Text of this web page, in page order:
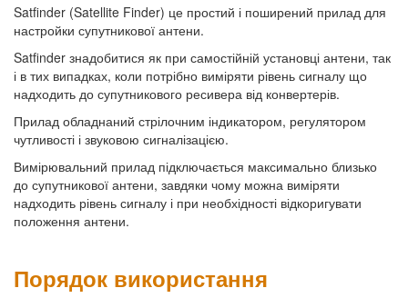
Satfinder (Satellite Finder) це простий і поширений прилад для
настройки супутникової антени.
Satfinder знадобитися як при самостійній установці антени, так
і в тих випадках, коли потрібно виміряти рівень сигналу що
надходить до супутникового ресивера від конвертерів.
Прилад обладнаний стрілочним індикатором, регулятором
чутливості і звуковою сигналізацією.
Вимірювальний прилад підключається максимально близько
до супутникової антени, завдяки чому можна виміряти
надходить рівень сигналу і при необхідності відкоригувати
положення антени.
Порядок використання